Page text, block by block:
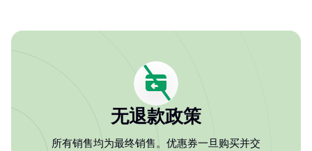
无退款政策
所有销售均为最终销售。优惠券一旦购买并交